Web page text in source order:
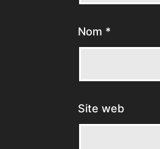
Nom *
Site web